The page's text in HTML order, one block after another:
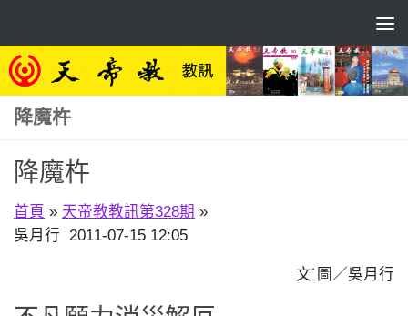
降魔杵
降魔杵
首頁 » 天帝教教訊第328期 »
吳月行 2011-07-15 12:05
文˙圖／吳月行